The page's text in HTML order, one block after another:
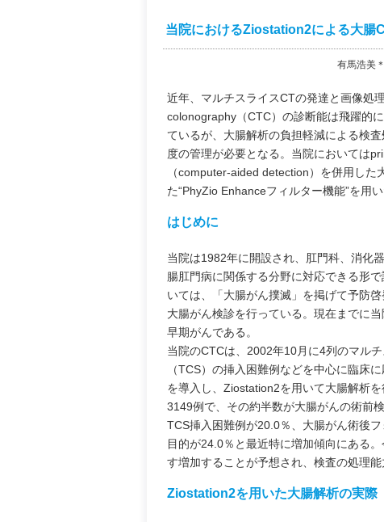
当院におけるZiostation2による大腸
有馬浩美
近年、マルチスライスCTの発達と画像処
colonography（CTC）の診断能は飛躍的
ているが、大腸解析の負担軽減による検
度の管理が必要となる。当院においては
（computer-aided detection）を併用し
た“PhyZio Enhanceフィルター機能”を用
はじめに
当院は1982年に開設され、肛門科、消化
腸肛門病に関係する分野に対応できる形
いては、「大腸がん撲滅」を掲げて予防
大腸がん検診を行っている。現在までに
早期がんである。
当院のCTCは、2002年10月に4列のマル
（TCS）の挿入困難例などを中心に臨床
を導入し、Ziostation2を用いて大腸解析
3149例で、その約半数が大腸がんの術前
TCS挿入困難例が20.0％、大腸がん術後
目的が24.0％と最近特に増加傾向にある
す増加することが予想され、検査の処理
Ziostation2を用いた大腸解析の実際